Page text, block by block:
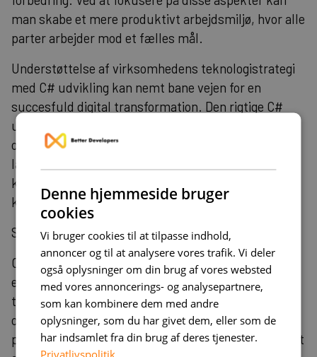
man skabe et mere produktivt arbejdsmiljø, hvor alle
parter arbejder mod et fælles mål.
Understøttelse af virksomhedens teknologistrategi
med C# udvikling kan nemt bane vejen for en
succesfuld digital transformation. Den rigtige C#
udvikler vil ikke blot levere tekniske løsninger, men
også bidrage til at forme virksomhedens tekniske
landskab, hvilket kan have langsigtede og positive
konsekvenser på både produktivitet og
konkurrenceevne.
Se hvordan vi kan hjælpe med din webudvikling her
Overvej at trække på ekspertise og indsigt fra et
erfaren bureau som Better Developers, der kan
tilbyde skræddersyede løsninger og råd om
optimering af dine C# udviklingsprojekter. Effektiv
projektledelse og kvalitetsudvikling begynder med et
Denne hjemmeside bruger
cookies
Vi bruger cookies til at tilpasse indhold,
annoncer og til at analysere vores trafik. Vi deler
også oplysninger om din brug af vores websted
med vores annoncerings- og analysepartnere,
som kan kombinere dem med andre
oplysninger, som du har givet dem, eller som de
har indsamlet fra din brug af deres tjenester.
Privatlivspolitik